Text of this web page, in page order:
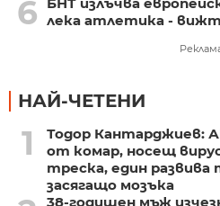
6 лека атлетика -
НАЙ-ЧЕТЕНИ
1
Тодор Кантарджиев:
от комар, носещ
треска, един
засягащо мозъка
38-годишен мъж